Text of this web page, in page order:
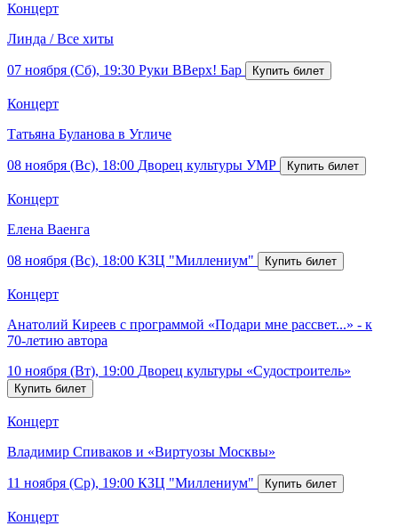
Концерт
Линда / Все хиты
07 ноября (Сб), 19:30 Руки ВВерх! Бар
Концерт
Татьяна Буланова в Угличе
08 ноября (Вс), 18:00 Дворец культуры УМР
Концерт
Елена Ваенга
08 ноября (Вс), 18:00 КЗЦ "Миллениум"
Концерт
Анатолий Киреев с программой «Подари мне рассвет...» - к
70-летию автора
10 ноября (Вт), 19:00 Дворец культуры «Судостроитель»
Концерт
Владимир Спиваков и «Виртуозы Москвы»
11 ноября (Ср), 19:00 КЗЦ "Миллениум"
Концерт